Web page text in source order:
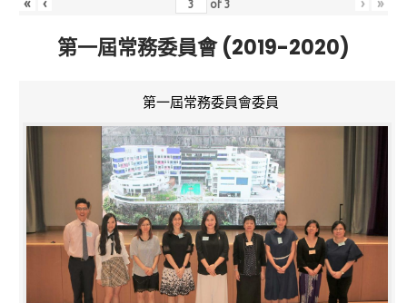
of3
第一屆常務委員會 (2019-2020)
第一屆常務委員會委員